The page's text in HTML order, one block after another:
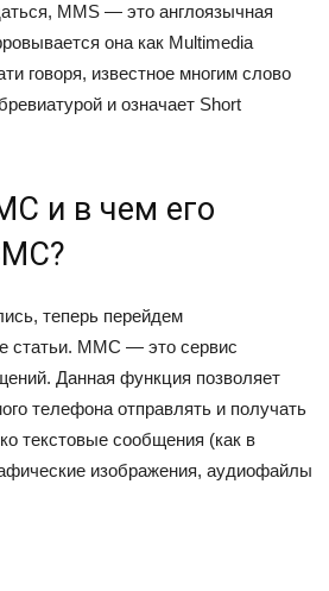
MMS — это англоязычная
она как Multimedia
говоря, известное многим слово
и означает Short
и в чем его
теперь перейдем
статьи. ММС — это сервис
Данная функция позволяет
телефона отправлять и получать
текстовые сообщения (как в
изображения, аудиофайлы